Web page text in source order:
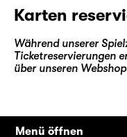
Karten
Während unserer
Ticketreservierungen
über unseren Webshop
Menü öffnen